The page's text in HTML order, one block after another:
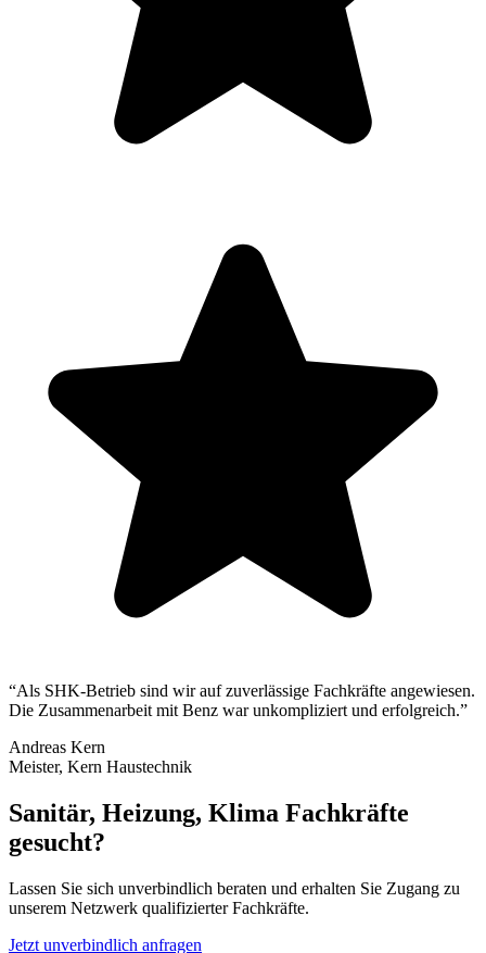
“Als SHK-Betrieb sind wir auf zuverlässige Fachkräfte angewiesen.
Die Zusammenarbeit mit Benz war unkompliziert und erfolgreich.”
Andreas Kern
Meister, Kern Haustechnik
Sanitär, Heizung, Klima Fachkräfte
gesucht?
Lassen Sie sich unverbindlich beraten und erhalten Sie Zugang zu
unserem Netzwerk qualifizierter Fachkräfte.
Jetzt unverbindlich anfragen